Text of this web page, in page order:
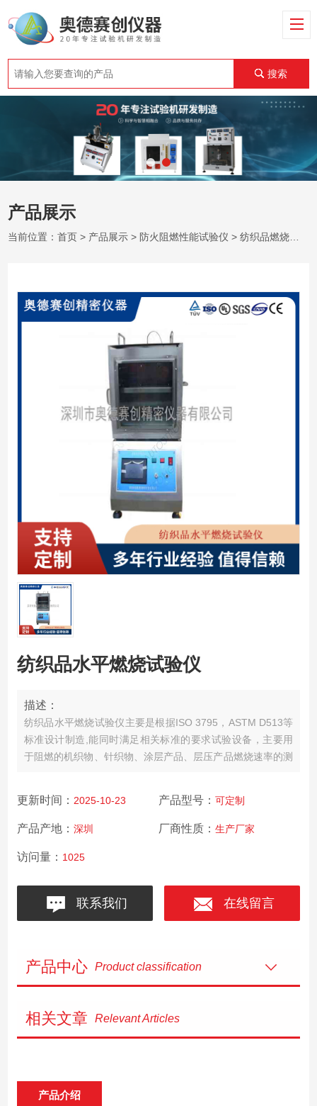
搜索
产品展示
当前位置：首页 > 产品展示 > 防火阻燃性能试验仪 >纺织品燃烧机
纺织品水平燃烧试验仪
描述：
纺织品水平燃烧试验仪主要是根据ISO 3795，ASTM D513等
标准设计制造,能同时满足相关标准的要求试验设备，主要用
于阻燃的机织物、针织物、涂层产品、层压产品燃烧速率的测
更新时间： 2025-10-23 产品型号： 可定制
产品产地： 深圳 厂商性质： 生产厂家
访问量： 1025
联系我们 在线留言
产品中心 Product classification
相关文章 Relevant Articles
产品介绍